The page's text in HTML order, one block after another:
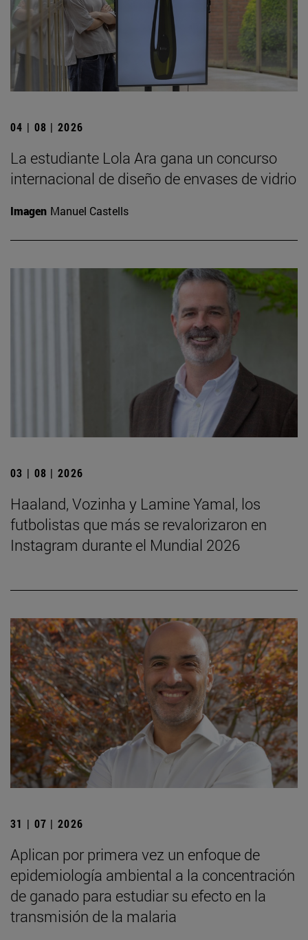
04 | 08 | 2026
La estudiante Lola Ara gana un concurso
internacional de diseño de envases de vidrio
Imagen Manuel Castells
03 | 08 | 2026
Haaland, Vozinha y Lamine Yamal, los
futbolistas que más se revalorizaron en
Instagram durante el Mundial 2026
31 | 07 | 2026
Aplican por primera vez un enfoque de
epidemiología ambiental a la concentración
de ganado para estudiar su efecto en la
transmisión de la malaria